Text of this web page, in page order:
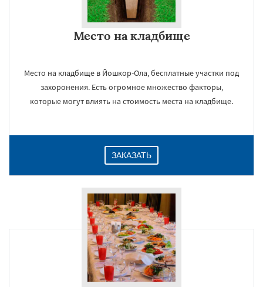
Место на кладбище
Место на кладбище в Йошкор-Ола, бесплатные участки под
захоронения. Есть огромное множество факторы,
которые могут влиять на стоимость места на кладбище.
ЗАКАЗАТЬ
Даю согласие на обработку персональных данных